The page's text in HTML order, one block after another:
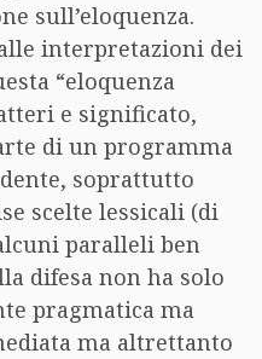
sull’eloquenza.
interpretazioni dei
“eloquenza
e significato,
di un programma
soprattutto
scelte lessicali (di
paralleli ben
difesa non ha solo
pragmatica ma
ma altrettanto